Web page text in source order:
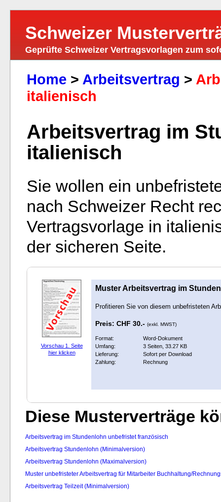
Schweizer
Geprüfte Schweizer Vertragsvorlagen zum
Home > Arbeitsvertrag >
italienisch
Arbeitsvertrag im
italienisch
Sie wollen ein
nach Schweizer Recht
Vertragsvorlage in
der sicheren Seite.
Vorschau 1. Seite
hier klicken
Muster Arbeitsvertrag im
Profitieren Sie von diesem unbefristeten
Preis: CHF 30.- (exkl. MWST)
Format:
Word-Dokument
Umfang:
3 Seiten, 33.27 KB
Lieferung:
Sofort per Download
Zahlung:
Rechnung
Diese Musterverträge
Arbeitsvertrag im Stundenlohn unbefristet französisch
Arbeitsvertrag Stundenlohn (Minimalversion)
Arbeitsvertrag Stundenlohn (Maximalversion)
Muster unbefristeter Arbeitsvertrag für Mitarbeiter Buchhaltung/
Arbeitsvertrag Teilzeit (Minimalversion)